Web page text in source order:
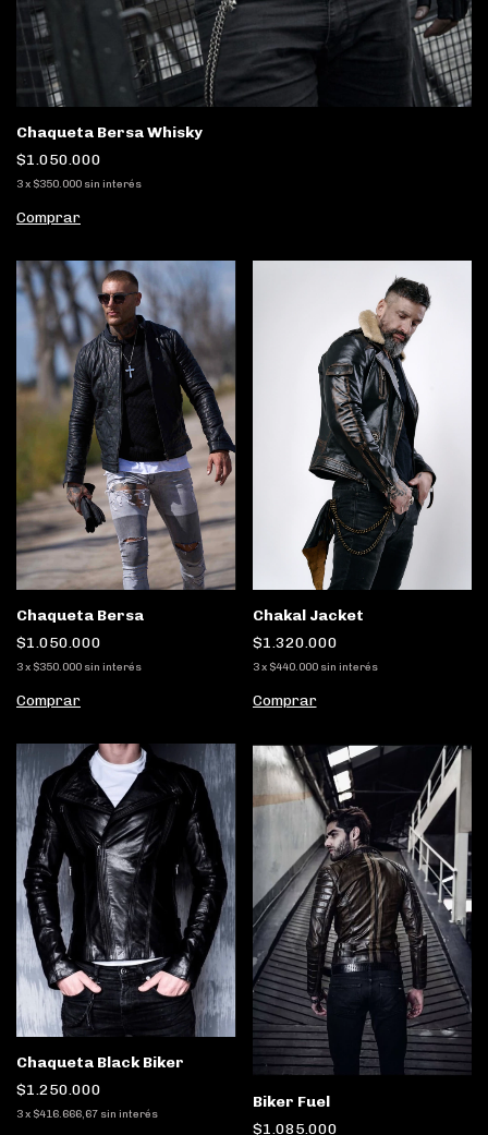
Chaqueta Bersa Whisky
$1.050.000
3x $350.000 sin interés
Comprar
Chaqueta Bersa
$1.050.000
3x $350.000 sin interés
Comprar
Chakal Jacket
$1.320.000
3 x $440.000 sin interés
Comprar
Chaqueta Black Biker
$1.250.000
3x $416.666,67 sin interés
Biker Fuel
$1.085.000